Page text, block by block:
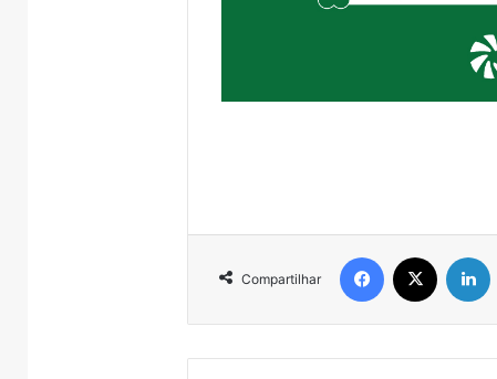
Compartilhar
Facebook